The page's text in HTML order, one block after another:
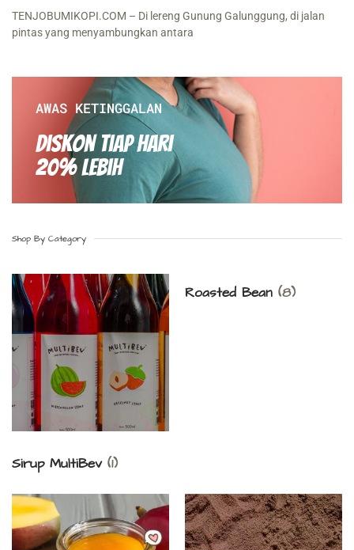
TENJOBUMIKOPI.COM – Di lereng Gunung Galunggung, di jalan
pintas yang menyambungkan antara
AWAS KETINGGALAN
Diskon Tiap hari
20% Lebih
Shop By Category
Sirup MultiBev (1)
Roasted Bean (8)